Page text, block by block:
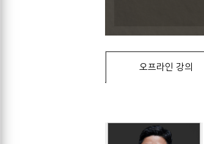
오프라인 강의